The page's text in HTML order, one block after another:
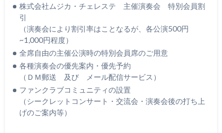
株式会社ムジカ・チェレステ 主催演奏会 特別会員割
引
（演奏会により割引率はことなるが、各公演500円
~1,000円程度）
全席自由の主催公演時の特別会員席のご用意
各種演奏会の優先案内・優先予約
（ＤＭ郵送 及び メール配信サービス）
ファンクラブコミュニティの設置
（シークレットコンサート・交流会・演奏会後の打ち上
げのご案内等）